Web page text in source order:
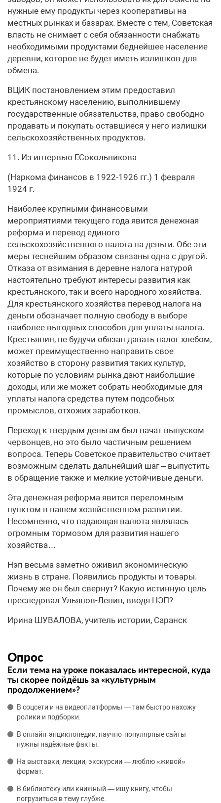
нужные ему продукты через кооперативы на
местных рынках и базарах. Вместе с тем, Советская
власть не снимает с себя обязанности снабжать
необходимыми продуктами беднейшее население
деревни, которое не будет иметь излишков для
обмена.
ВЦИК постановлением этим предоставил
крестьянскому населению, выполнившему
государственные обязательства, право свободно
продавать и покупать оставшиеся у него излишки
сельскохозяйственных продуктов.
11. Из интервью Г.Сокольникова
(Наркома финансов в 1922-1926 гг.) 1 февраля
1924 г.
Наиболее крупными финансовыми
мероприятиями текущего года явится денежная
реформа и перевод единого
сельскохозяйственного налога на деньги. Обе эти
меры теснейшим образом связаны одна с другой.
Отказа от взимания в деревне налога натурой
настоятельно требуют интересы развития как
крестьянского, так и всего народного хозяйства.
Для крестьянского хозяйства перевод налога на
деньги обозначает полную свободу в выборе
наиболее выгодных способов для уплаты налога.
Крестьянин, не будучи обязан давать налог хлебом,
может преимущественно направить свое
хозяйство в сторону развития таких культур,
которые по условиям рынка дают наибольшие
доходы, или же может собрать необходимые для
уплаты налога средства путем подсобных
промыслов, отхожих заработков.
Переход к твердым деньгам был начат выпуском
червонцев, но это было частичным решением
вопроса. Теперь Советское правительство считает
возможным сделать дальнейший шаг – выпустить
в обращение также и мелкие устойчивые деньги.
Эта денежная реформа явится переломным
пунктом в нашем хозяйственном развитии.
Несомненно, что падающая валюта являлась
огромным тормозом для развития нашего
хозяйства…
Нэп весьма заметно оживил экономическую
жизнь в стране. Появились продукты и товары.
Почему же он был свернут? Какую истинную цель
преследовал Ульянов-Ленин, вводя НЭП?
Ирина ШУВАЛОВА, учитель истории, Саранск
Опрос
Если тема на уроке показалась интересной, куда
ты скорее пойдёшь за «культурным
продолжением»?
В соцсети и на видеоплатформы — там быстро нахожу
ролики и подборки.
В онлайн‑энциклопедии, научно‑популярные сайты —
нужны надёжные факты.
На выставки, лекции, экскурсии — люблю «живой»
формат.
В библиотеку или книжный — ищу книгу, чтобы
погрузиться в тему глубже.